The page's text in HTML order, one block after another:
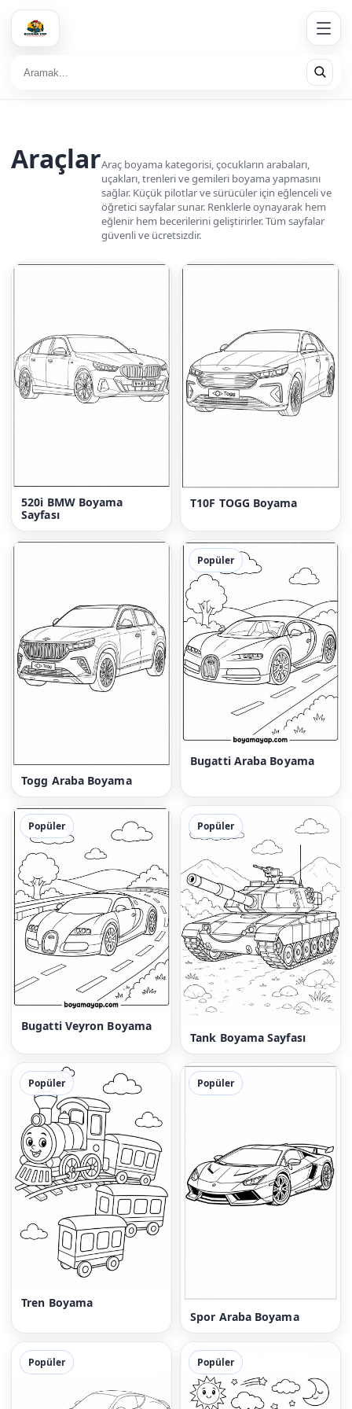
AraçlarAraç boyama kategorisi, çocukların arabaları,
uçakları, trenleri ve gemileri boyama yapmasını
sağlar. Küçük pilotlar ve sürücüler için eğlenceli ve
öğretici sayfalar sunar. Renklerle oynayarak hem
eğlenir hem becerilerini geliştirirler. Tüm sayfalar
güvenli ve ücretsizdir.
520i BMW Boyama
Sayfası
T10F TOGG Boyama
Togg Araba Boyama
Popüler
Bugatti Araba Boyama
Popüler
Bugatti Veyron Boyama
Popüler
Tank Boyama Sayfası
Popüler
Tren Boyama
Popüler
Spor Araba Boyama
Popüler Popüler